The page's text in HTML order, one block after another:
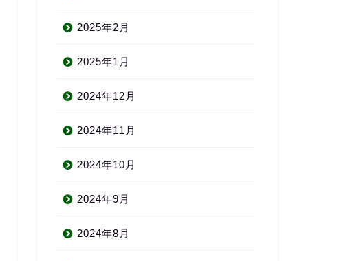
2025年2月
2025年1月
2024年12月
2024年11月
2024年10月
2024年9月
2024年8月